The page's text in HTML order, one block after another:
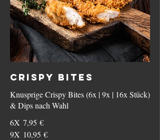
CRISPY BITES
Knusprige Crispy Bites (6x | 9x | 16x Stück)
& Dips nach Wahl
6X 7,95 €
9X 10,95 €